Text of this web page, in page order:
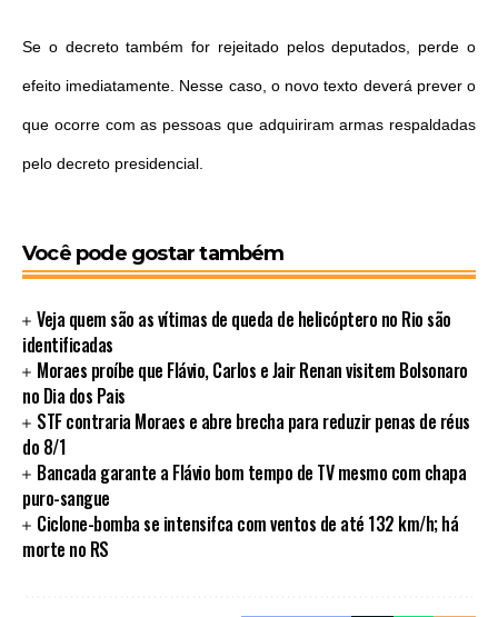
Se o decreto também for rejeitado pelos deputados, perde o
efeito imediatamente. Nesse caso, o novo texto deverá prever o
que ocorre com as pessoas que adquiriram armas respaldadas
pelo decreto presidencial.
Você pode gostar também
Veja quem são as vítimas de queda de helicóptero no Rio são
identificadas
Moraes proíbe que Flávio, Carlos e Jair Renan visitem Bolsonaro
no Dia dos Pais
STF contraria Moraes e abre brecha para reduzir penas de réus
do 8/1
Bancada garante a Flávio bom tempo de TV mesmo com chapa
puro-sangue
Ciclone-bomba se intensifca com ventos de até 132 km/h; há
morte no RS